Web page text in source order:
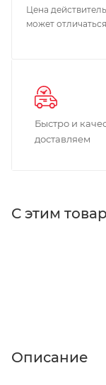
Цена
может
Быстро и
доставляем
С этим
Описание